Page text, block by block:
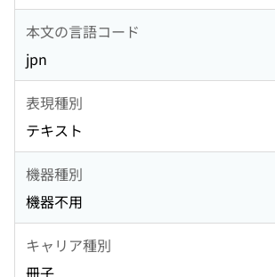
本文の言語コード
jpn
表現種別
テキスト
機器種別
機器不用
キャリア種別
冊子